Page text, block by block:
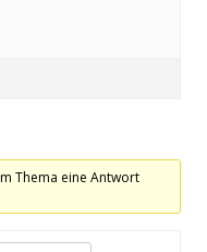
Thema eine Antwort